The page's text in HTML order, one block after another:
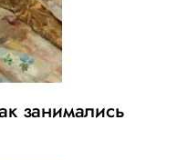
занимались